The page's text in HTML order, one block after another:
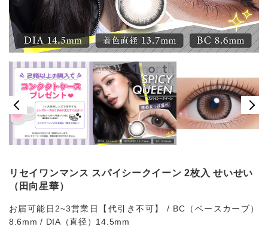
リセイワンマンス スパイシークイーン 2枚入 せいせい
（田向星華）
お届可能日2~3営業日【代引き不可】 / BC（ベースカーブ）
8.6mm / DIA（直径）14.5mm